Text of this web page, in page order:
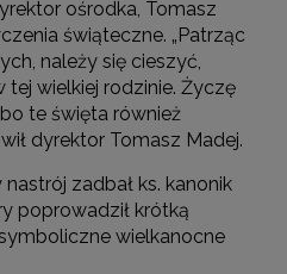
ośrodka, Tomasz
świąteczne. „Patrząc
należy się cieszyć,
tej wielkiej rodzinie. Życzę
te święta również
dyrektor Tomasz Madej.
zadbał ks. kanonik
poprowadził krótką
wielkanocne